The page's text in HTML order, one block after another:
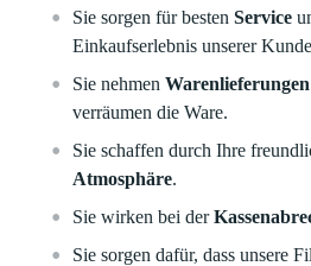
Sie sorgen für bestenService
Einkaufserlebnis unserer
Sie nehmenWarenlieferungen
verräumen die Ware.
Sie schaffen durch Ihre
Atmosphäre.
Sie wirken bei der
Sie sorgen dafür, dass unsere